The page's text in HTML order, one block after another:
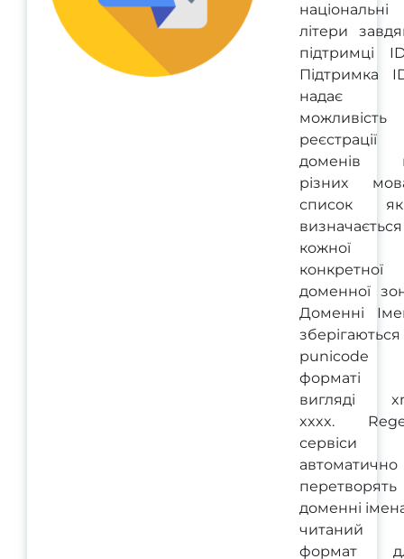
національні
літери
підтримці
Підтримка
надає
можливість
реєстрації
доменів
різних
список
визначається
кожної
конкретної
доменної
Доменні
punicode
форматі
вигляді
xxxx.
сервіси
автоматично
перетворять
доменні
читаний
формат